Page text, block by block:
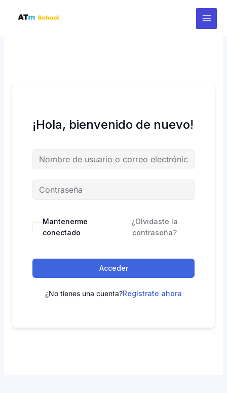
¡Hola, bienvenido de nuevo!
Mantenerme
conectado
¿Olvidaste la
contraseña?
Acceder
¿No tienes una cuenta?Regístrate ahora